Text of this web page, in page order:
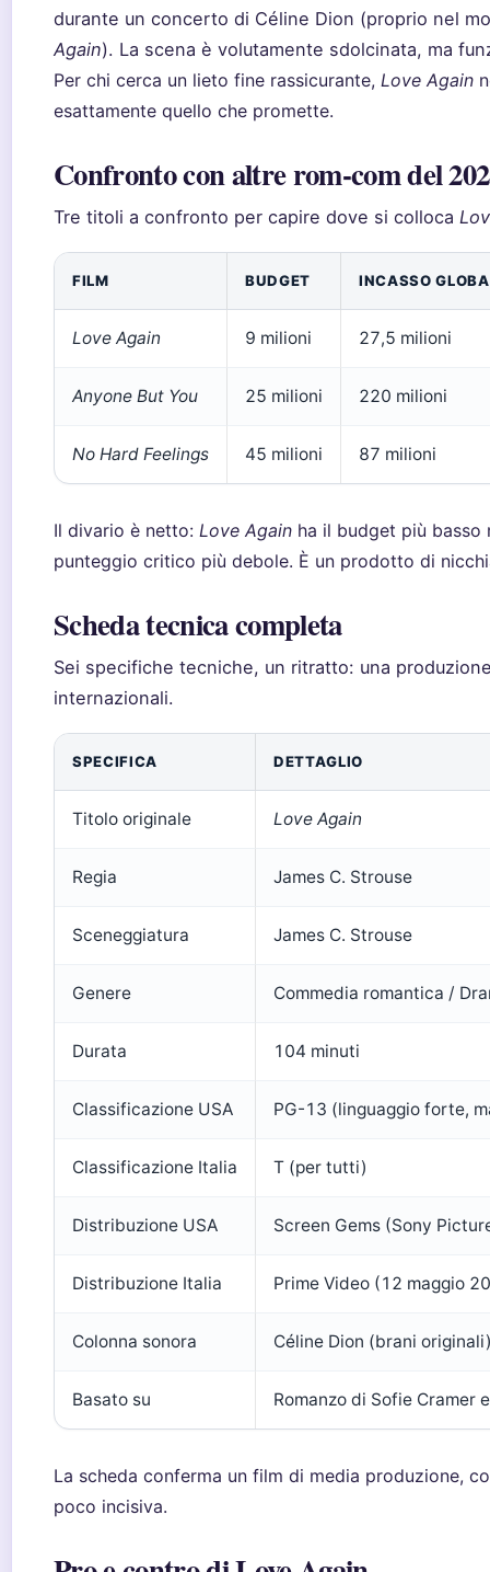
durante un concerto di Céline Dion (proprio nel
Again). La scena è volutamente sdolcinata, ma
Per chi cerca un lieto fine rassicurante, Love Again
esattamente quello che promette.
Confronto con altre rom-com del
Tre titoli a confronto per capire dove si colloca
FILM BUDGET INCASSO
Love Again 9 milioni 27,5 milioni
Anyone But You 25 milioni 220 milioni
No Hard Feelings 45 milioni 87 milioni
Il divario è netto: Love Again ha il budget più basso
punteggio critico più debole. È un prodotto di
Scheda tecnica completa
Sei specifiche tecniche, un ritratto: una
internazionali.
SPECIFICA DETTAGLIO
Titolo originale Love Again
Regia James C. Strouse
Sceneggiatura James C. Strouse
Genere Commedia romantica /
Durata 104 minuti
Classificazione USA PG-13 (linguaggio forte,
Classificazione Italia T (per tutti)
Distribuzione USA Screen Gems (Sony
Distribuzione Italia Prime Video (12 maggio
Colonna sonora Céline Dion (brani
Basato su Romanzo di Sofie Cramer
La scheda conferma un film di media produzione,
poco incisiva.